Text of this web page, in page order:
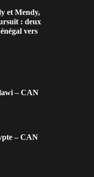
et Mendy,
: deux
vers
– CAN
– CAN